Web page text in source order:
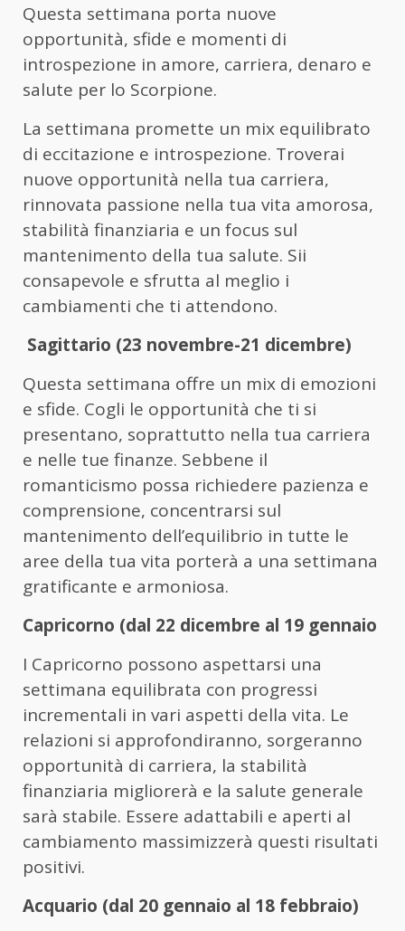
Questa settimana porta nuove
opportunità, sfide e momenti di
introspezione in amore, carriera, denaro e
salute per lo Scorpione.
La settimana promette un mix equilibrato
di eccitazione e introspezione. Troverai
nuove opportunità nella tua carriera,
rinnovata passione nella tua vita amorosa,
stabilità finanziaria e un focus sul
mantenimento della tua salute. Sii
consapevole e sfrutta al meglio i
cambiamenti che ti attendono.
Sagittario (23 novembre-21 dicembre)
Questa settimana offre un mix di emozioni
e sfide. Cogli le opportunità che ti si
presentano, soprattutto nella tua carriera
e nelle tue finanze. Sebbene il
romanticismo possa richiedere pazienza e
comprensione, concentrarsi sul
mantenimento dell’equilibrio in tutte le
aree della tua vita porterà a una settimana
gratificante e armoniosa.
Capricorno (dal 22 dicembre al 19 gennaio
I Capricorno possono aspettarsi una
settimana equilibrata con progressi
incrementali in vari aspetti della vita. Le
relazioni si approfondiranno, sorgeranno
opportunità di carriera, la stabilità
finanziaria migliorerà e la salute generale
sarà stabile. Essere adattabili e aperti al
cambiamento massimizzerà questi risultati
positivi.
Acquario (dal 20 gennaio al 18 febbraio)